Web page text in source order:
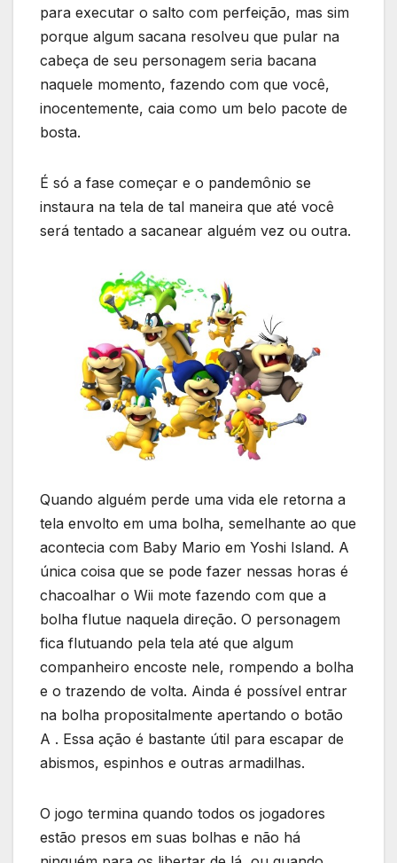
para executar o salto com perfeição, mas sim
porque algum sacana resolveu que pular na
cabeça de seu personagem seria bacana
naquele momento, fazendo com que você,
inocentemente, caia como um belo pacote de
bosta.
É só a fase começar e o pandemônio se
instaura na tela de tal maneira que até você
será tentado a sacanear alguém vez ou outra.
Quando alguém perde uma vida ele retorna a
tela envolto em uma bolha, semelhante ao que
acontecia com Baby Mario em Yoshi Island. A
única coisa que se pode fazer nessas horas é
chacoalhar o Wii mote fazendo com que a
bolha flutue naquela direção. O personagem
fica flutuando pela tela até que algum
companheiro encoste nele, rompendo a bolha
e o trazendo de volta. Ainda é possível entrar
na bolha propositalmente apertando o botão
A . Essa ação é bastante útil para escapar de
abismos, espinhos e outras armadilhas.
O jogo termina quando todos os jogadores
estão presos em suas bolhas e não há